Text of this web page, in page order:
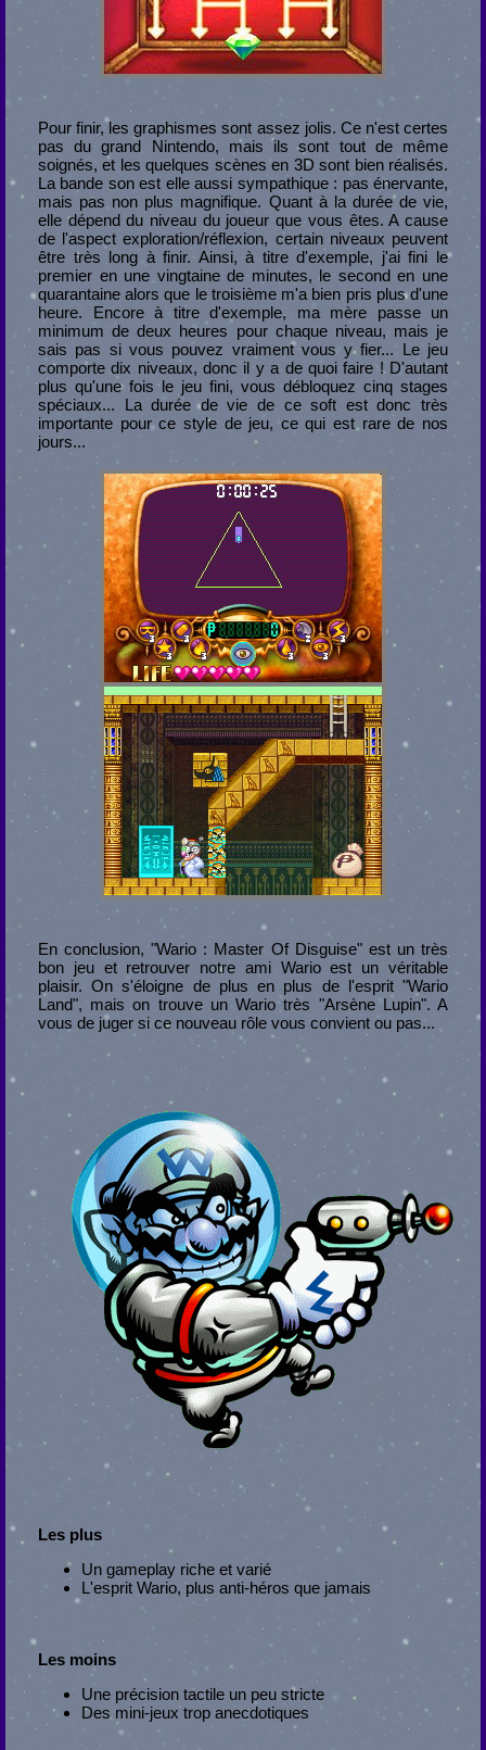
Pour finir, les graphismes sont assez jolis. Ce n'est certes
pas du grand Nintendo, mais ils sont tout de même
soignés, et les quelques scènes en 3D sont bien réalisés.
La bande son est elle aussi sympathique : pas énervante,
mais pas non plus magnifique. Quant à la durée de vie,
elle dépend du niveau du joueur que vous êtes. A cause
de l'aspect exploration/réflexion, certain niveaux peuvent
être très long à finir. Ainsi, à titre d'exemple, j'ai fini le
premier en une vingtaine de minutes, le second en une
quarantaine alors que le troisième m'a bien pris plus d'une
heure. Encore à titre d'exemple, ma mère passe un
minimum de deux heures pour chaque niveau, mais je
sais pas si vous pouvez vraiment vous y fier... Le jeu
comporte dix niveaux, donc il y a de quoi faire ! D'autant
plus qu'une fois le jeu fini, vous débloquez cinq stages
spéciaux... La durée de vie de ce soft est donc très
importante pour ce style de jeu, ce qui est rare de nos
jours...
En conclusion, "Wario : Master Of Disguise" est un très
bon jeu et retrouver notre ami Wario est un véritable
plaisir. On s'éloigne de plus en plus de l'esprit "Wario
Land", mais on trouve un Wario très "Arsène Lupin". A
vous de juger si ce nouveau rôle vous convient ou pas...
Les plus
Un gameplay riche et varié
L'esprit Wario, plus anti-héros que jamais
Les moins
Une précision tactile un peu stricte
Des mini-jeux trop anecdotiques